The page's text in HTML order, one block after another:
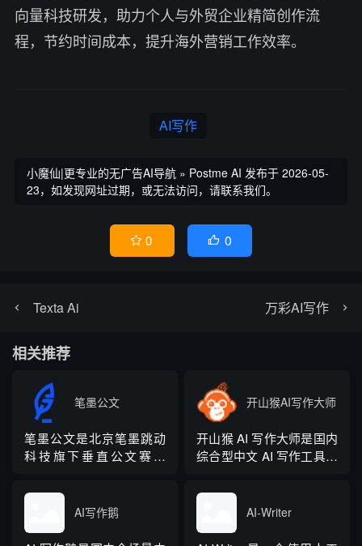
向量科技研发，助力个人与外贸企业精简创作流
程，节约时间成本，提升海外营销工作效率。
AI写作
小魔仙|更专业的无广告AI导航 » Postme AI 发布于 2026-05-
23，如发现网址过期，或无法访问，请联系我们。
 0  0
Texta Ai 万彩AI写作
相关推荐
笔墨公文
笔墨公文是北京笔墨跳动
科技旗下垂直公文赛道
制公文专业场景，依托海
量标准公文语料训练专属
大模型。平台整合 AI 公文
开山猴AI写作大师
开山猴 AI 写作大师是国内
综合型中文 AI 写作工具，
方法论与自研大模型算
法，大幅降低 AI 使用门
槛，无需专业提示词技巧
AI写作鹅 AI-Writer